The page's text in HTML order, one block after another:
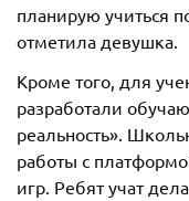
планирую учиться
отметила девушка.
Кроме того, для
разработали
реальность».
работы с
игр. Ребят учат